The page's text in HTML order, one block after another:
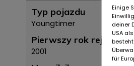
Typ pojazdu
Youngtimer
Pierwszy rok rejestracji
2001
Einige
deiner
USA
für